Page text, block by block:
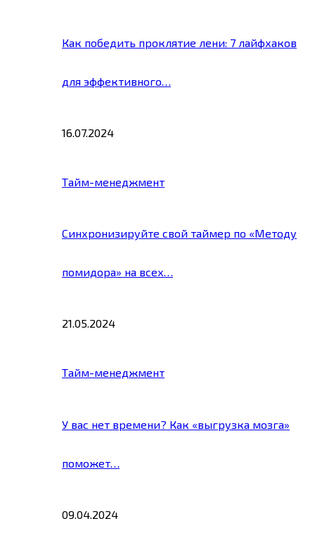
Как победить проклятие лени: 7 лайфхаков
для эффективного…
16.07.2024
Тайм-менеджмент
Синхронизируйте свой таймер по «Методу
помидора» на всех…
21.05.2024
Тайм-менеджмент
У вас нет времени? Как «выгрузка мозга»
поможет…
09.04.2024